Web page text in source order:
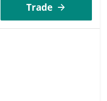
Trade